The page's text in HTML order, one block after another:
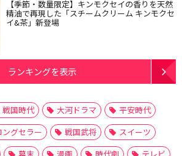
【季節・数量限定】キンモクセイの香りを天然
精油で再現した「スチームクリーム キンモクセ
イ&茶」新登場
ランキングを表示
戦国時代 大河ドラマ
平安時代
ングセラー 戦国武将
スイーツ